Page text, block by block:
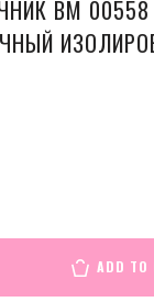
ВМ
ADD TO